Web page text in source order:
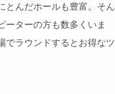
とんだホールも豊富。そん
ーターの方も数多くいま
でラウンドするとお得なツ